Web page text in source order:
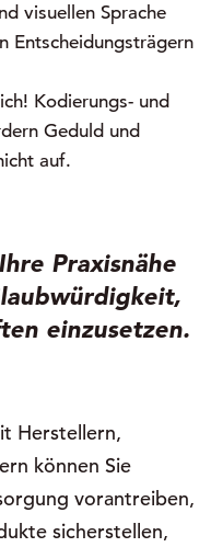
visuellen Sprache
Entscheidungsträgern
Kodierungs- und
Geduld und
auf.
Praxisnähe
einzusetzen.
Herstellern,
können Sie
vorantreiben,
sicherstellen,